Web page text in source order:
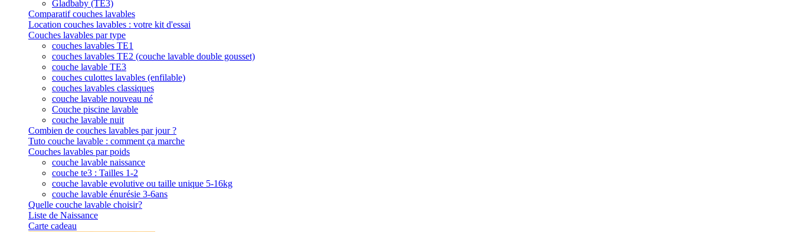
Gladbaby (TE3)
Comparatif couches lavables
Location couches lavables : votre kit d'essai
Couches lavables par type
couches lavables TE1
couches lavables TE2 (couche lavable double gousset)
couche lavable TE3
couches culottes lavables (enfilable)
couches lavables classiques
couche lavable nouveau né
Couche piscine lavable
couche lavable nuit
Combien de couches lavables par jour ?
Tuto couche lavable : comment ça marche
Couches lavables par poids
couche lavable naissance
couche te3 : Tailles 1-2
couche lavable evolutive ou taille unique 5-16kg
couche lavable énurésie 3-6ans
Quelle couche lavable choisir?
Liste de Naissance
Carte cadeau